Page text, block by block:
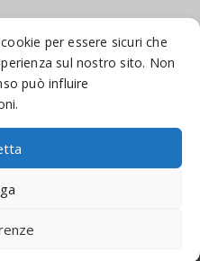
per essere sicuri che
sul nostro sito. Non
può influire
WEB SOLUTIONS